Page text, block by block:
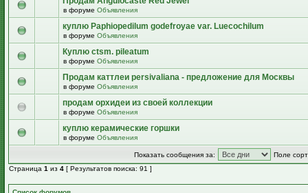
в форуме Объявления
куплю Paphiopedilum godefroyae var. Luecochilum
в форуме Объявления
Куплю ctsm. pileatum
в форуме Объявления
Продам каттлеи persivaliana - предложение для Москвы
в форуме Объявления
продам орхидеи из своей коллекции
в форуме Объявления
куплю керамические горшки
в форуме Объявления
Показать сообщения за:
Поле
Страница 1 из 4 [ Результатов поиска: 91 ]